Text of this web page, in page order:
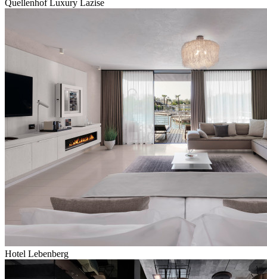
Quellenhof Luxury Lazise
Hotel Lebenberg